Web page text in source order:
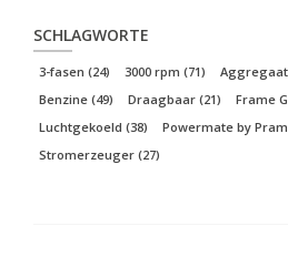
SCHLAGWORTE
3-fasen (24) 3000 rpm (71) Aggregaat
Benzine (49) Draagbaar (21) Frame
Luchtgekoeld (38) Powermate by
Stromerzeuger (27)